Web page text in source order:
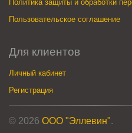
Политика защиты и обработки
Пользовательское соглашение
Для клиентов
Личный кабинет
Регистрация
© 2026 ООО "Эллевин".